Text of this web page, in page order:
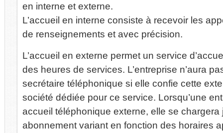
en interne et externe.
L’accueil en interne consiste à recevoir les
de renseignements et avec précision.
L’accueil en externe permet un service
des heures de services. L’entreprise n’aura
secrétaire téléphonique si elle confie cette
société dédiée pour ce service. Lorsqu’une
accueil téléphonique externe, elle se
abonnement variant en fonction des horaires